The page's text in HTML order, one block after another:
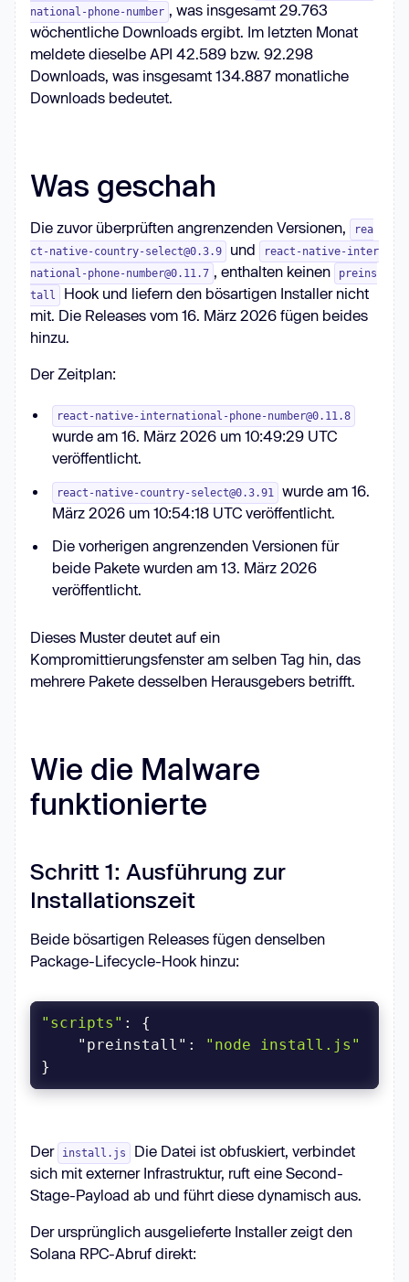
national-phone-number , was insgesamt 29.763
wöchentliche Downloads ergibt. Im letzten Monat
meldete dieselbe API 42.589 bzw. 92.298
Downloads, was insgesamt 134.887 monatliche
Downloads bedeutet.
Was geschah
Die zuvor überprüften angrenzenden Versionen,
rea
ct-native-country-select@0.3.9
und
react-native-inter
national-phone-number@0.11.7 , enthalten keinen
preins
tall
Hook und liefern den bösartigen Installer nicht
mit. Die Releases vom 16. März 2026 fügen beides
hinzu.
Der Zeitplan:
react-native-international-phone-number@0.11.8
wurde am 16. März 2026 um 10:49:29 UTC
veröffentlicht.
react-native-country-select@0.3.91
wurde am 16.
März 2026 um 10:54:18 UTC veröffentlicht.
Die vorherigen angrenzenden Versionen für
beide Pakete wurden am 13. März 2026
veröffentlicht.
Dieses Muster deutet auf ein
Kompromittierungsfenster am selben Tag hin, das
mehrere Pakete desselben Herausgebers betrifft.
Wie die Malware
funktionierte
Schritt 1: Ausführung zur
Installationszeit
Beide bösartigen Releases fügen denselben
Package-Lifecycle-Hook hinzu:
"scripts"
"preinstall" :
"node install.js"
}
Der install.js
Die Datei ist obfuskiert, verbindet
sich mit externer Infrastruktur, ruft eine Second-
Stage-Payload ab und führt diese dynamisch aus.
Der ursprünglich ausgelieferte Installer zeigt den
Solana RPC-Abruf direkt: